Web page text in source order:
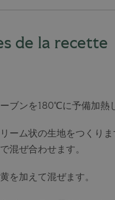
de la recette
ブンを180℃に予備加熱
ーム状の生地をつくり
混ぜ合わせます。
を加えて混ぜます。